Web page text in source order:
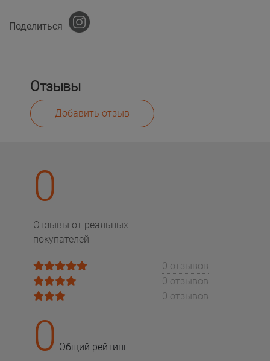
Поделиться
Отзывы
Добавить отзыв
0
Отзывы от реальных
покупателей
0 отзывов
0 отзывов
0 отзывов
0 Общий рейтинг